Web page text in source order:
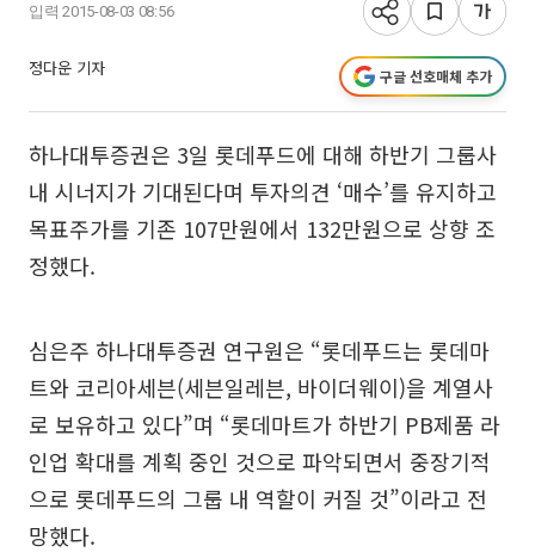
입력 2015-08-03 08:56
정다운 기자 구글 선호매체 추가
하나대투증권은 3일 롯데푸드에 대해 하반기 그룹사
내 시너지가 기대된다며 투자의견 ‘매수’를 유지하고
목표주가를 기존 107만원에서 132만원으로 상향 조
정했다.
심은주 하나대투증권 연구원은 “롯데푸드는 롯데마
트와 코리아세븐(세븐일레븐, 바이더웨이)을 계열사
로 보유하고 있다”며 “롯데마트가 하반기 PB제품 라
인업 확대를 계획 중인 것으로 파악되면서 중장기적
으로 롯데푸드의 그룹 내 역할이 커질 것”이라고 전
망했다.